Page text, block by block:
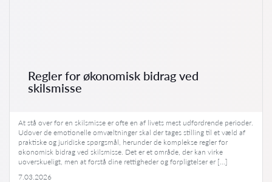
Regler for økonomisk bidrag ved
skilsmisse
At stå over for en skilsmisse er ofte en af livets mest udfordrende perioder.
Udover de emotionelle omvæltninger skal der tages stilling til et væld af
praktiske og juridiske spørgsmål, herunder de komplekse regler for
økonomisk bidrag ved skilsmisse. Det er et område, der kan virke
uoverskueligt, men at forstå dine rettigheder og forpligtelser er […]
7.03.2026